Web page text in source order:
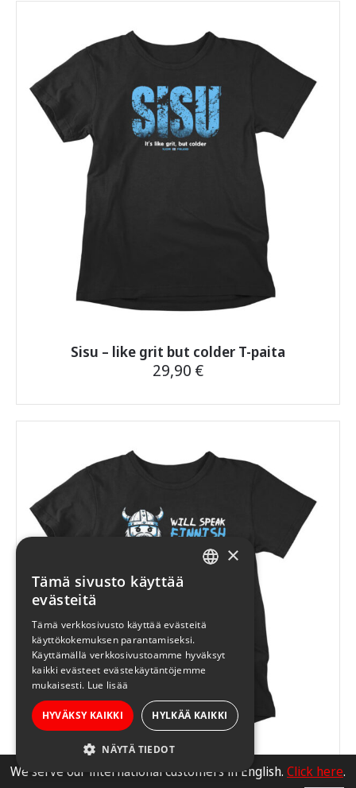
muunnelma.
tehdä
valinnat
tuotteen
sivulla.
Sisu – like grit but colder T-paita
29,90 €
tuotteella
muunnelma.
valinnat
tuotteen
sivulla.
Will speak Finnish for food T-paita
We serve our international customers in English. Click here.
×
Tämä sivusto käyttää
evästeitä
Tämä verkkosivusto käyttää evästeitä
käyttökokemuksen parantamiseksi.
Käyttämällä verkkosivustoamme hyväksyt
kaikki evästeet evästekäytäntöjemme
mukaisesti. Lue lisää
HYVÄKSY KAIKKI HYLKÄÄ KAIKKI
NÄYTÄ TIEDOT